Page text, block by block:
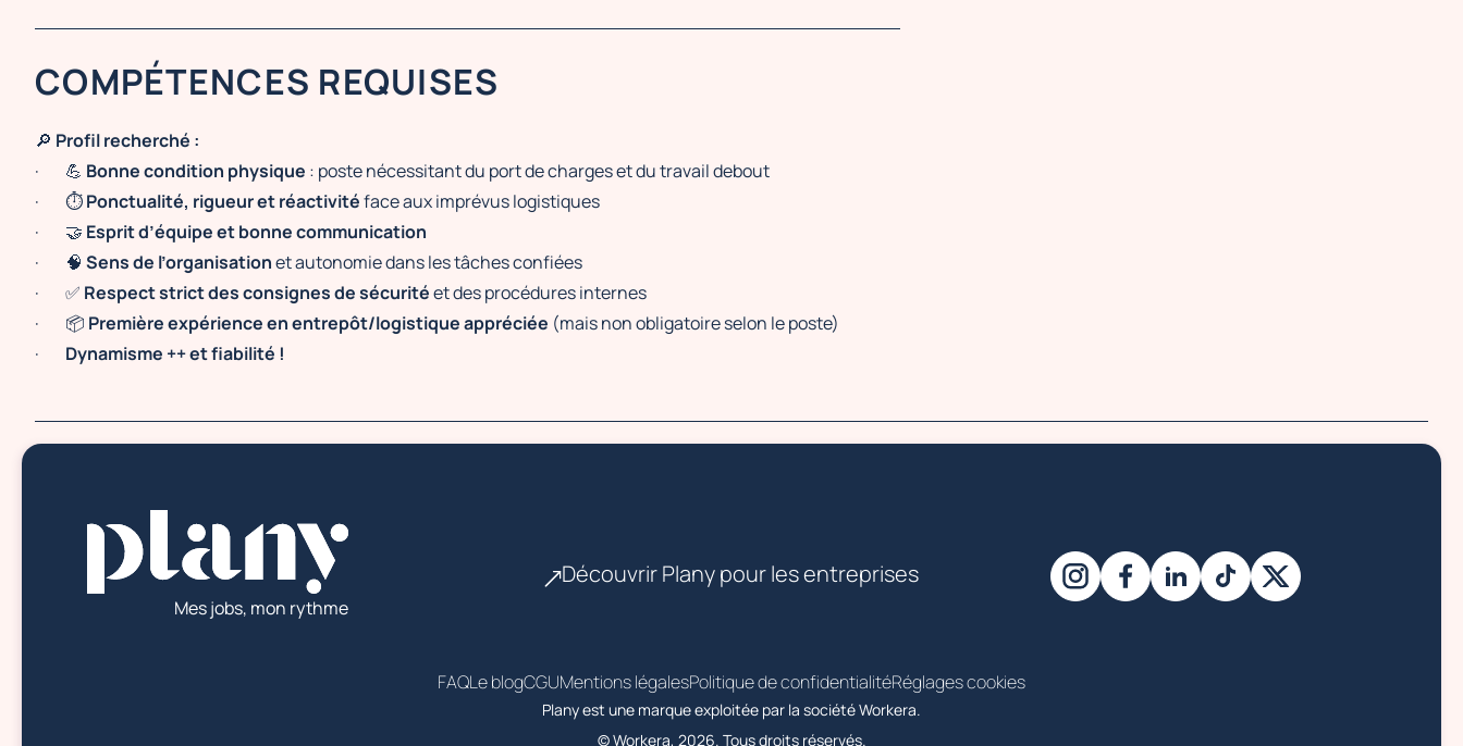
COMPÉTENCES REQUISES
🔎 Profil recherché :
· 💪 Bonne condition physique : poste nécessitant du port de charges et du travail debout
· ⏱Ponctualité, rigueur et réactivitéface aux imprévus logistiques
· 🤝 Esprit d’équipe et bonne communication
· 🧠 Sens de l’organisationet autonomie dans les tâches confiées
· ✅ Respect strict des consignes de sécuritéet des procédures internes
· 📦 Première expérience en entrepôt/logistique appréciée (mais non obligatoire selon le poste)
· Dynamisme ++ et fiabilité !
Mes jobs, mon rythme
Découvrir Plany pour les entreprises
Plany est une marque exploitée par la société Workera.
© Workera, 2026. Tous droits réservés.
FAQLe blogCGUMentions légalesPolitique de confidentialitéRéglages cookies